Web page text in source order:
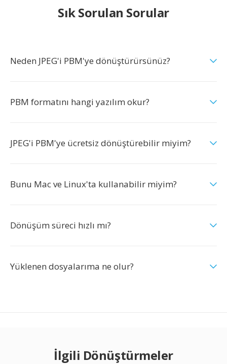
Sık Sorulan Sorular
Neden JPEG'i PBM'ye dönüştürürsünüz?
PBM formatını hangi yazılım okur?
JPEG'i PBM'ye ücretsiz dönüştürebilir miyim?
Bunu Mac ve Linux'ta kullanabilir miyim?
Dönüşüm süreci hızlı mı?
Yüklenen dosyalarıma ne olur?
İlgili Dönüştürmeler